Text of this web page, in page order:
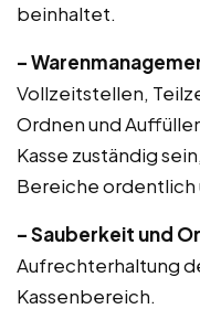
beinhaltet.
–
Vollzeitstellen,
Ordnen und
Kasse zuständig
Bereiche ordentlich
– Sauberkeit und
Aufrechterhaltung
Kassenbereich.